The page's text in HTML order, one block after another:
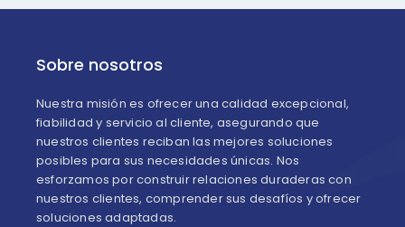
Sobre nosotros
Nuestra misión es ofrecer una calidad excepcional,
fiabilidad y servicio al cliente, asegurando que
nuestros clientes reciban las mejores soluciones
posibles para sus necesidades únicas. Nos
esforzamos por construir relaciones duraderas con
nuestros clientes, comprender sus desafíos y ofrecer
soluciones adaptadas.